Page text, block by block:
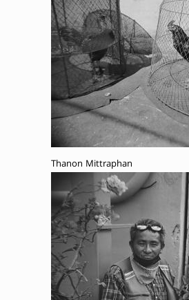
Thanon Mittraphan